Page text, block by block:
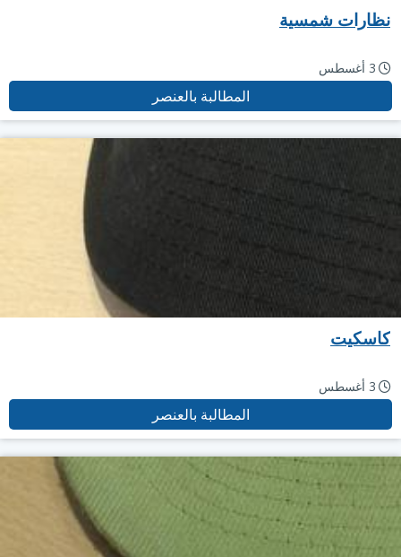
نظارات شمسية
3 أغسطس
المطالبة بالعنصر
كاسكيت
3 أغسطس
المطالبة بالعنصر